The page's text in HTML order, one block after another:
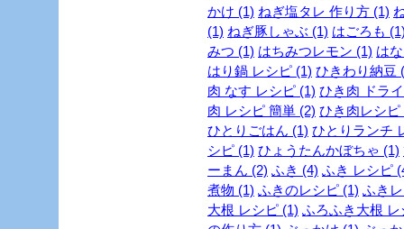
かけ (1) ねぎ塩タレ 作り方 (1)
(1) ねぎ豚しゃぶ (1) はごろも
みつ (1) はちみつレモン (1) は
はり鍋 レシピ (1) ひきわり納豆
肉 なす レシピ (1) ひき肉 ドラ
肉 レシピ 簡単 (2) ひき肉レシピ
ひとりごはん (1) ひとりランチ
シピ (1) ひょうたんかぼちゃ (1)
ーまん (2) ふき (4) ふき レシピ
煮物 (1) ふきのレシピ (1) ふき
大根 レシピ (1) ふろふき大根